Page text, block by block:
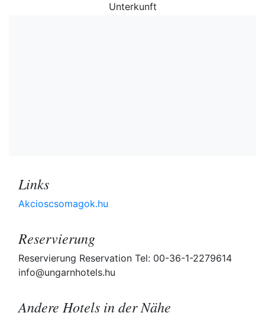
Unterkunft
Links
Akcioscsomagok.hu
Reservierung
Reservierung Reservation Tel: 00-36-1-2279614
info@ungarnhotels.hu
Andere Hotels in der Nähe